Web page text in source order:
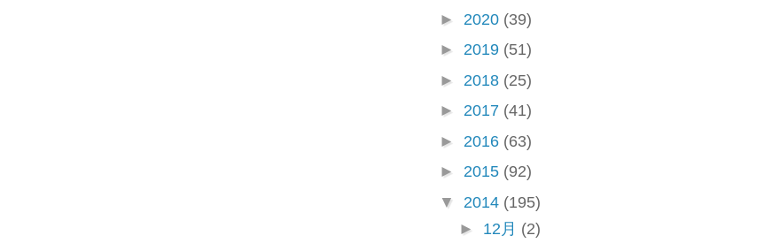
► 2020 (39)
► 2019 (51)
► 2018 (25)
► 2017 (41)
► 2016 (63)
► 2015 (92)
▼ 2014 (195)
► 12月 (2)